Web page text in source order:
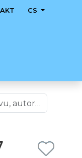
CS